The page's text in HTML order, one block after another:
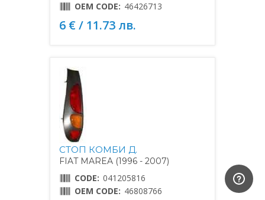
OEM CODE: 46426713
6 € / 11.73 лв.
СТОП КОМБИ Д.
FIAT MAREA (1996 - 2007)
CODE: 041205816
OEM CODE: 46808766